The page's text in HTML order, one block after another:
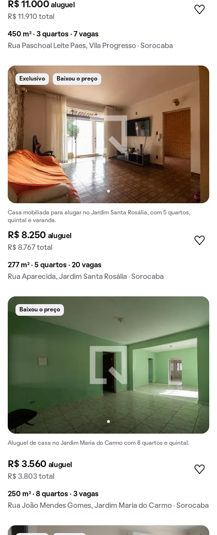
R$ 11.000aluguel
R$ 11.910 total
450 m² · 3 quartos · 7 vagas
Rua Paschoal Leite Paes, Vila Progresso · Sorocaba
Exclusivo Baixou o preço
Casa mobiliada para alugar no Jardim Santa Rosália, com 5 quartos,
quintal e varanda.
R$ 8.250 aluguel
R$ 8.767 total
277 m² · 5 quartos · 20 vagas
Rua Aparecida, Jardim Santa Rosália · Sorocaba
Baixou o preço
Aluguel de casa no Jardim Maria do Carmo com 8 quartos e quintal.
R$ 3.560 aluguel
R$ 3.803 total
250 m² · 8 quartos · 3 vagas
Rua João Mendes Gomes, Jardim Maria do Carmo · Sorocaba